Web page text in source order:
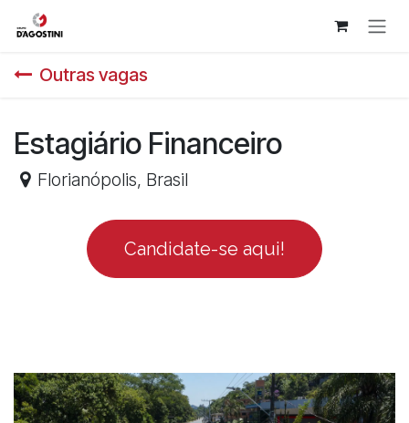
Pular para o conteúdo
Outras vagas
Estagiário Financeiro
Florianópolis, Brasil
Candidate-se aqui!